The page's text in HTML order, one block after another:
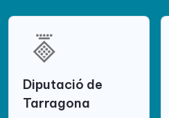
Diputació de
Tarragona